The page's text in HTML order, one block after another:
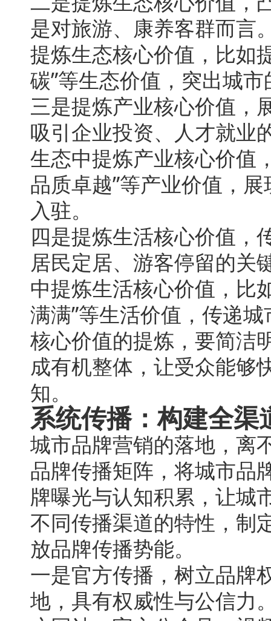
是对旅游、康养客群而言
提炼生态核心价值，比如
碳”等生态价值，突出城
三是提炼产业核心价值，
吸引企业投资、人才就业
生态中提炼产业核心价值
品质卓越”等产业价值，
入驻。
四是提炼生活核心价值，
居民定居、游客停留的关
中提炼生活核心价值，比
满满”等生活价值，传递
核心价值的提炼，要简洁
成有机整体，让受众能够
知。
系统传播：构建全渠
城市品牌营销的落地，离
品牌传播矩阵，将城市品
牌曝光与认知积累，让城
不同传播渠道的特性，制
放品牌传播势能。
一是官方传播，树立品牌
地，具有权威性与公信力